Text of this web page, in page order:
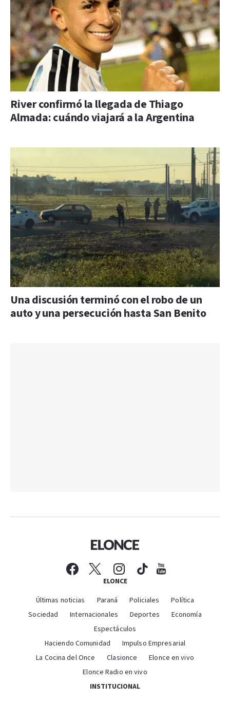
River confirmó la llegada de Thiago
Almada: cuándo viajará a la Argentina
Una discusión terminó con el robo de un
auto y una persecución hasta San Benito
ELONCE
Últimas noticias Paraná Policiales
Política
Sociedad
Internacionales Deportes
Economía
Espectáculos
Haciendo Comunidad
Impulso Empresarial
La Cocina del Once
Clasionce
Elonce en vivo
Elonce Radio en vivo
INSTITUCIONAL